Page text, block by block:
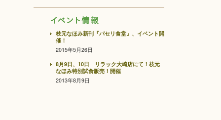
枝元なほみ新刊『パセリ食堂』、イベント開
催！
2015年5月26日
8月9日、10日 リラック大崎店にて！枝元
なほみ特別試食販売！開催
2013年8月9日